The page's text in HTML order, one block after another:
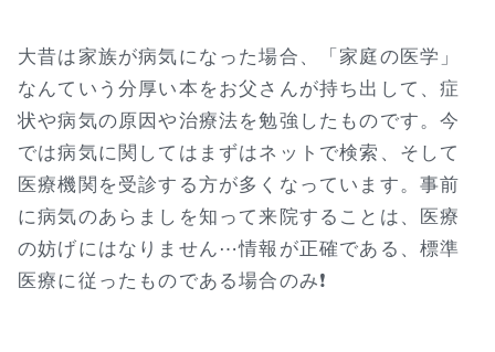
大昔は家族が病気になった場合、「家庭の医学」
なんていう分厚い本をお父さんが持ち出して、症
状や病気の原因や治療法を勉強したものです。今
では病気に関してはまずはネットで検索、そして
医療機関を受診する方が多くなっています。事前
に病気のあらましを知って来院することは、医療
の妨げにはなりません⋯情報が正確である、標準
医療に従ったものである場合のみ❗